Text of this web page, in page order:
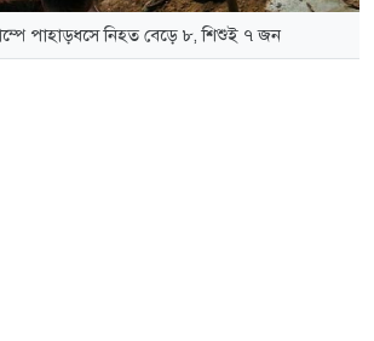
পাহাড়ধসে নিহত বেড়ে ৮, শিশুই ৭ জন